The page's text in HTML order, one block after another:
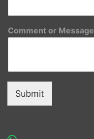
Comment or Message
Submit